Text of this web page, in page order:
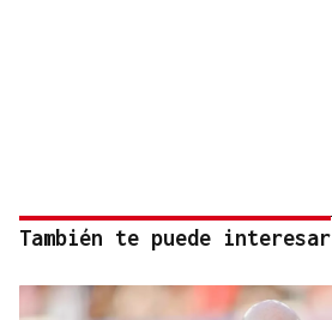
También te puede interesar